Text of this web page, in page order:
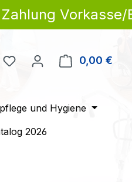
Vorkasse/
Du hast 0 Produkte auf
0,00 €
und Hygiene
2026